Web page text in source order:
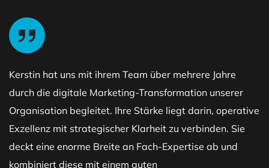
Kerstin hat uns mit ihrem Team über mehrere Jahre
durch die digitale Marketing-Transformation unserer
Organisation begleitet. Ihre Stärke liegt darin, operative
Exzellenz mit strategischer Klarheit zu verbinden. Sie
deckt eine enorme Breite an Fach-Expertise ab und
kombiniert diese mit einem guten